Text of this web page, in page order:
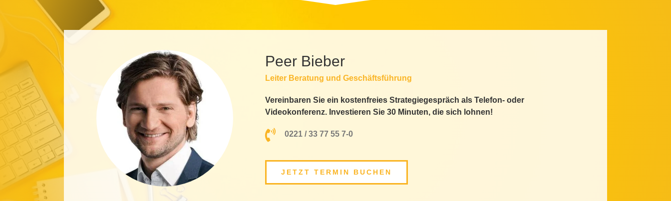
Peer Bieber
Leiter Beratung und Geschäftsführung
Vereinbaren Sie ein kostenfreies Strategiegespräch als Telefon- oder
Videokonferenz. Investieren Sie 30 Minuten, die sich lohnen!
0221 / 33 77 55 7-0
JETZT TERMIN BUCHEN